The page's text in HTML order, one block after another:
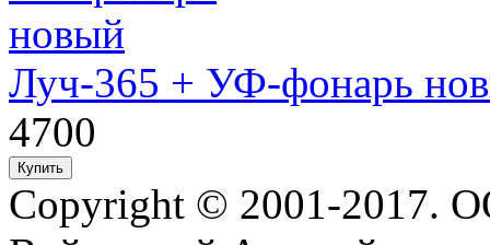
Луч-365 + УФ-фонарь
4700
Copyright © 2001-2017.